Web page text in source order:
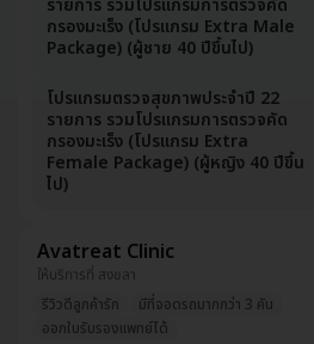
กรองมะเร็ง (โปรแกรม Extra Male
Package) (ผู้ชาย 40 ปีขึ้นไป)
โปรแกรมตรวจสุขภาพประจำปี 22
รายการ รวมโปรแกรมการตรวจคัด
กรองมะเร็ง (โปรแกรม Extra
Female Package) (ผู้หญิง 40 ปีขึ้น
ไป)
Avatreat Clinic
ให้บริการที่ สงขลา
รีวิวดีลูกค้ารัก
มีที่จอดรถมากกว่า 3 คัน
ออกใบรับรองแพทย์ได้